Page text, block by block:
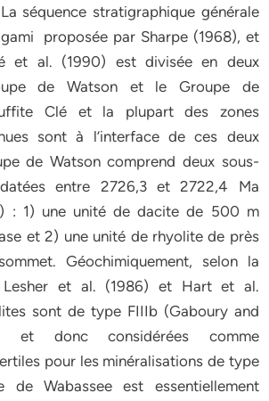
séquence stratigraphique générale
proposée par Sharpe (1968), et
et al. (1990) est divisée en deux
de Watson et le Groupe de
Clé et la plupart des zones
sont à l’interface de ces deux
de Watson comprend deux sous-
entre 2726,3 et 2722,4 Ma
: 1) une unité de dacite de 500 m
et 2) une unité de rhyolite de près
Géochimiquement, selon la
Lesher et al. (1986) et Hart et al.
sont de type FIIIb (Gaboury and
et donc considérées comme
pour les minéralisations de type
de Wabassee est essentiellement